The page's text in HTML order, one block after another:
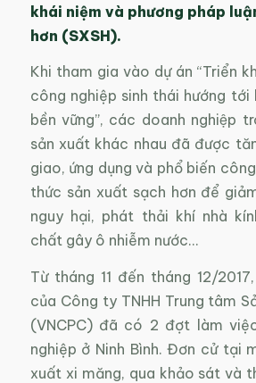
khái niệm và phương pháp
hơn (SXSH).
Khi tham gia vào dự án “Triển
công nghiệp sinh thái hướng tới
bền vững”, các doanh nghiệp
sản xuất khác nhau đã được
giao, ứng dụng và phổ biến
thức sản xuất sạch hơn để
nguy hại, phát thải khí nhà
chất gây ô nhiễm nước…
Từ tháng 11 đến tháng 12/
của Công ty TNHH Trung tâm
(VNCPC) đã có 2 đợt làm
nghiệp ở Ninh Bình. Đơn cử tại
xuất xi măng, qua khảo sát và